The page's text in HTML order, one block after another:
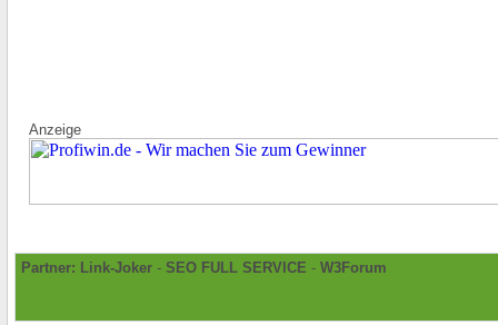
Anzeige
Partner: Link-Joker - SEO FULL SERVICE - W3Forum